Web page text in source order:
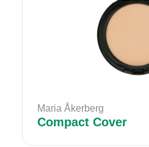
Maria Åkerberg
Compact Cover